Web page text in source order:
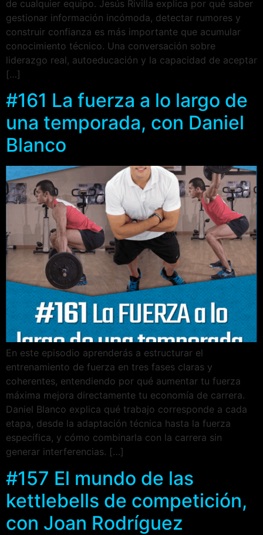
de cualquier equipo. Jesús Rivilla explica por qué saber
gestionar información incómoda, detectar rumores y
construir confianza es más importante que acumular
conocimiento técnico. Una conversación sobre
liderazgo real, autoeducación y la capacidad de aceptar
[…]
#161 La fuerza a lo largo de
una temporada, con Daniel
Blanco
En este episodio aprenderás a estructurar el
entrenamiento de fuerza en tres fases claras y
coherentes, entendiendo por qué aumentar tu fuerza
máxima mejora directamente tu economía de carrera.
Daniel Blanco explica qué trabajo corresponde a cada
etapa, desde la adaptación técnica hasta la fuerza
específica, y cómo combinarla con la carrera sin
generar interferencias. […]
#157 El mundo de las
kettlebells de competición,
con Joan Rodríguez